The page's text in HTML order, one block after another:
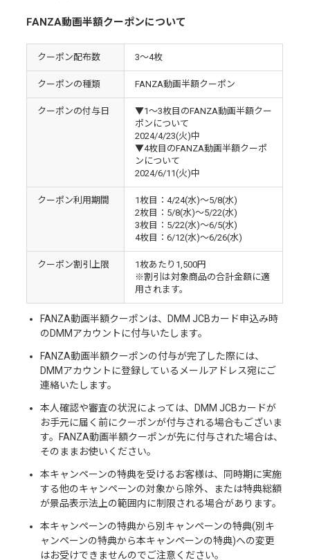
FANZA動画半額クーポンについて
クーポン配布数 3〜4枚
クーポンの種類 FANZA動画半額クーポン
クーポンの付与日
▼1〜3枚目のFANZA動画半額クー
ポンについて
2024/4/23(火)中
▼4枚目のFANZA動画半額クーポ
ンについて
2024/6/11(火)中
クーポン利用期間
1枚目：4/24(水)〜5/8(水)
2枚目：5/8(水)〜5/22(水)
3枚目：5/22(水)〜6/5(水)
4枚目：6/12(水)〜6/26(水)
クーポン割引上限
1枚あたり1,500円
※割引は対象商品の合計金額に適
用されます。
FANZA動画半額クーポンは、DMM JCBカード申込み時
のDMMアカウントに付与いたします。
FANZA動画半額クーポンの付与が完了した際には、
DMMアカウントに登録しているメールアドレス宛にご
連絡いたします。
本人確認や審査の状況によっては、DMM JCBカードが
お手元に届く前にクーポンが付与される場合もございま
す。FANZA動画半額クーポンが先に付与された場合は、
そのままお使いください。
本キャンペーンの特典を受けるお客様は、同時期に実施
する他のキャンペーンの対象から除外、または特典総額
が景品表示法上の範囲内に制限される場合があります。
本キャンペーンの特典から別キャンペーンの特典(別キ
ャンペーンの特典から本キャンペーンの特典)への変更
はお受けできませんのでご注意ください。